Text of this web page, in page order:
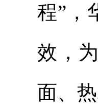
程”，
效，
面、